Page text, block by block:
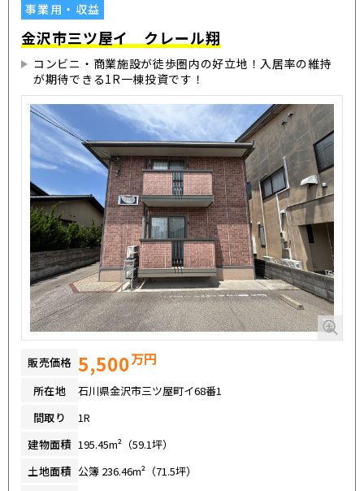
事業用・収益
金沢市三ツ屋イ クレール翔
コンビニ・商業施設が徒歩圏内の好立地！入居率の維持
が期待できる1R一棟投資です！
販売価格 5,500万円
所在地
石川県金沢市三ツ屋町イ68番1
間取り
1R
建物面積 195.45m²（59.1坪）
土地面積 公簿 236.46m²（71.5坪）